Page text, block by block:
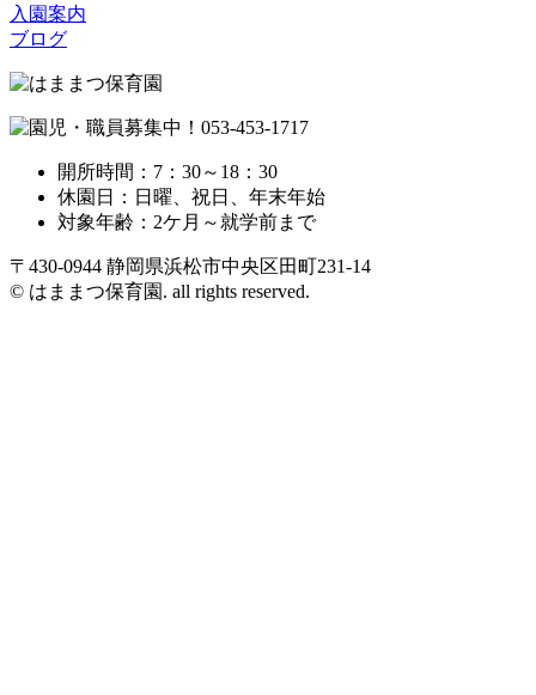
入園案内
ブログ
開所時間：7：30～18：30
休園日：日曜、祝日、年末年始
対象年齢：2ケ月～就学前まで
〒430-0944 静岡県浜松市中央区田町231-14
© はままつ保育園. all rights reserved.